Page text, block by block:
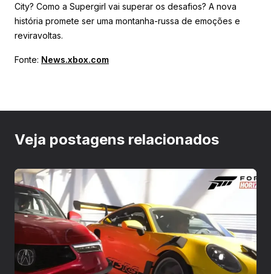
City? Como a Supergirl vai superar os desafios? A nova
história promete ser uma montanha-russa de emoções e
reviravoltas.
Fonte: News.xbox.com
Veja postagens relacionados